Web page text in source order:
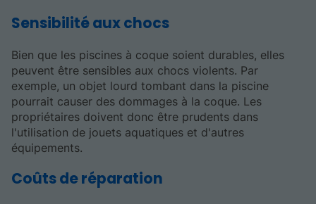
Sensibilité aux chocs
Bien que les piscines à coque soient durables, elles
peuvent être sensibles aux chocs violents. Par
exemple, un objet lourd tombant dans la piscine
pourrait causer des dommages à la coque. Les
propriétaires doivent donc être prudents dans
l'utilisation de jouets aquatiques et d'autres
équipements.
Coûts de réparation